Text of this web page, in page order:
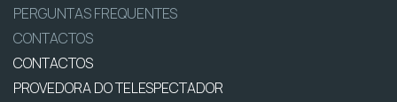
PERGUNTAS FREQUENTES
CONTACTOS
CONTACTOS
PROVEDORA DO TELESPECTADOR